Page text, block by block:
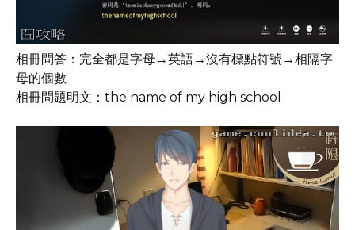
相冊問答：完全都是字母→英語→沒有標點符號→相隔字
母的個數
相冊問題明文：the name of my high school